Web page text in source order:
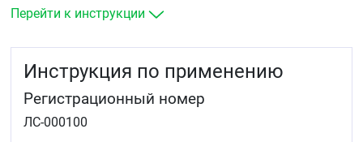
Перейти к инструкции
Инструкция по применению
Регистрационный номер
ЛС-000100